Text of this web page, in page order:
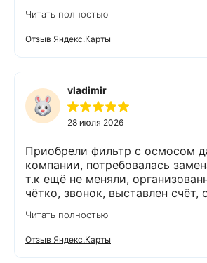
работает. Оборудование,
размеры, поставили компактно,
было. Спасибо Экодару за
Читать полностью
Отзыв Яндекс.Карты
vladimir
28 июля 2026
Приобрели фильтр с осмосом
компании, потребовалась
т.к ещё не меняли,
чётко, звонок, выставлен счёт,
выполнено (всё чётко без шума
приятно работать с грамотными,
обязательными людьми. Спасибо
Читать полностью
Отзыв Яндекс.Карты